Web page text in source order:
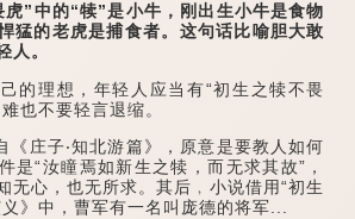
中的“犊”是小牛，刚出生小牛是食物
猛的老虎是捕食者。这句话比喻胆大敢
人。
理想，年轻人应当有“初生之犊不畏
也不要轻言退缩。
庄子‧知北游篇》，原意是要教人如何
是“汝瞳焉如新生之犊，而无求其故”，
无心，也无所求。其后﹐小说借用“初生
》中，曹军有一名叫庞德的将军...